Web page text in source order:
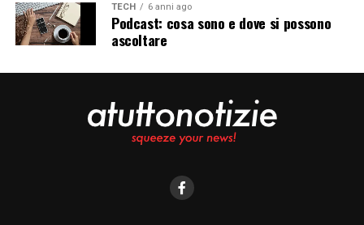
TECH 6 anni ago
Podcast: cosa sono e dove si possono
ascoltare